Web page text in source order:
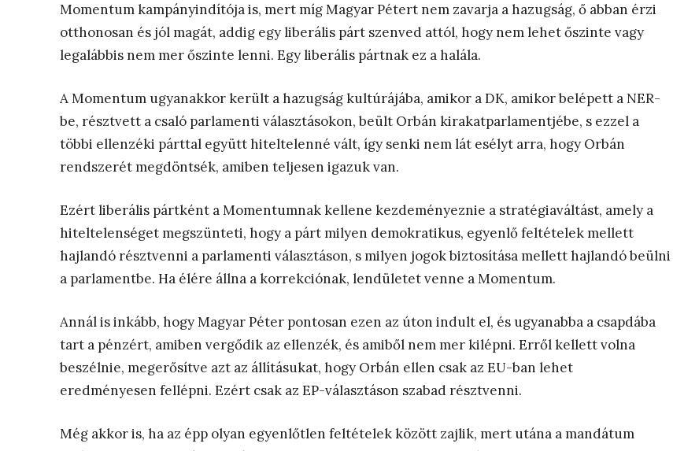
Momentum kampányindítója is, mert míg Magyar Pétert nem zavarja a hazugság, ő abban érzi
otthonosan és jól magát, addig egy liberális párt szenved attól, hogy nem lehet őszinte vagy
legalábbis nem mer őszinte lenni. Egy liberális pártnak ez a halála.
A Momentum ugyanakkor került a hazugság kultúrájába, amikor a DK, amikor belépett a NER-
be, résztvett a csaló parlamenti választásokon, beült Orbán kirakatparlamentjébe, s ezzel a
többi ellenzéki párttal együtt hiteltelenné vált, így senki nem lát esélyt arra, hogy Orbán
rendszerét megdöntsék, amiben teljesen igazuk van.
Ezért liberális pártként a Momentumnak kellene kezdeményeznie a stratégiaváltást, amely a
hiteltelenséget megszünteti, hogy a párt milyen demokratikus, egyenlő feltételek mellett
hajlandó résztvenni a parlamenti választáson, s milyen jogok biztosítása mellett hajlandó beülni
a parlamentbe. Ha élére állna a korrekciónak, lendületet venne a Momentum.
Annál is inkább, hogy Magyar Péter pontosan ezen az úton indult el, és ugyanabba a csapdába
tart a pénzért, amiben vergődik az ellenzék, és amiből nem mer kilépni. Erről kellett volna
beszélnie, megerősítve azt az állításukat, hogy Orbán ellen csak az EU-ban lehet
eredményesen fellépni. Ezért csak az EP-választáson szabad résztvenni.
Még akkor is, ha az épp olyan egyenlőtlen feltételek között zajlik, mert utána a mandátum